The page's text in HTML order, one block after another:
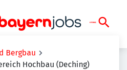
Bergbau
Hochbau (Deching)